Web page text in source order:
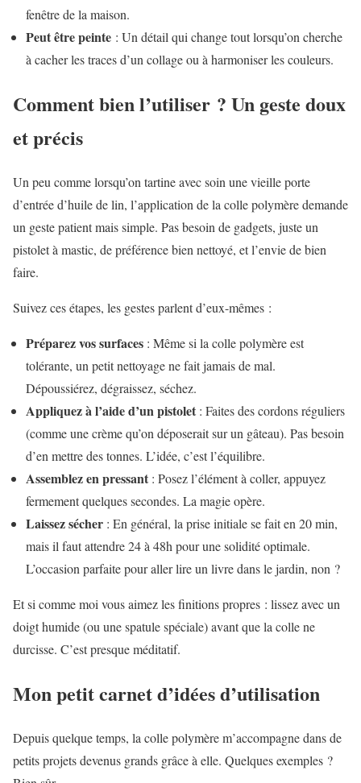
fenêtre de la maison.
Peut être peinte : Un détail qui change tout lorsqu’on cherche
à cacher les traces d’un collage ou à harmoniser les couleurs.
Comment bien l’utiliser ? Un geste doux
et précis
Un peu comme lorsqu’on tartine avec soin une vieille porte
d’entrée d’huile de lin, l’application de la colle polymère demande
un geste patient mais simple. Pas besoin de gadgets, juste un
pistolet à mastic, de préférence bien nettoyé, et l’envie de bien
faire.
Suivez ces étapes, les gestes parlent d’eux-mêmes :
Préparez vos surfaces : Même si la colle polymère est
tolérante, un petit nettoyage ne fait jamais de mal.
Dépoussiérez, dégraissez, séchez.
Appliquez à l’aide d’un pistolet : Faites des cordons réguliers
(comme une crème qu’on déposerait sur un gâteau). Pas besoin
d’en mettre des tonnes. L’idée, c’est l’équilibre.
Assemblez en pressant : Posez l’élément à coller, appuyez
fermement quelques secondes. La magie opère.
Laissez sécher : En général, la prise initiale se fait en 20 min,
mais il faut attendre 24 à 48h pour une solidité optimale.
L’occasion parfaite pour aller lire un livre dans le jardin, non ?
Et si comme moi vous aimez les finitions propres : lissez avec un
doigt humide (ou une spatule spéciale) avant que la colle ne
durcisse. C’est presque méditatif.
Mon petit carnet d’idées d’utilisation
Depuis quelque temps, la colle polymère m’accompagne dans de
petits projets devenus grands grâce à elle. Quelques exemples ?